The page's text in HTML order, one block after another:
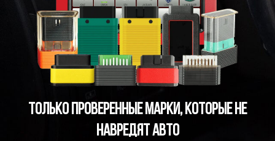
Только проверенные марки, которые не
навредят авто